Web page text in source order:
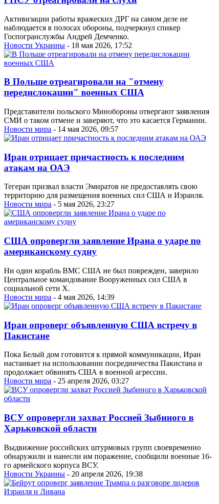
Активизации работы вражеских ДРГ на самом деле не
наблюдается в полосах обороны, подчеркнул спикер
Госпогранслужбы Андрей Демченко.
Новости Украины - 18 мая 2026, 17:52
В Польше отреагировали на "отмену
передислокации" военных США
Представители польского Минобороны отвергают заявления
СМИ о таком отмене и заверяют, что это касается Германии.
Новости мира - 14 мая 2026, 09:57
Иран отрицает причастность к последним
атакам на ОАЭ
Тегеран призвал власти Эмиратов не предоставлять свою
территорию для размещения военных сил США и Израиля.
Новости мира - 5 мая 2026, 23:27
США опровергли заявление Ирана о ударе по
американскому судну
Ни один корабль ВМС США не был поврежден, заверило
Центральное командование Вооруженных сил США в
социальной сети X.
Новости мира - 4 мая 2026, 14:39
Иран опроверг объявленную США встречу в
Пакистане
Пока Белый дом готовится к прямой коммуникации, Иран
настаивает на использовании посредничества Пакистана и
продолжает обвинять США в военной агрессии.
Новости мира - 25 апреля 2026, 03:27
ВСУ опровергли захват Россией Зыбиного в
Харьковской области
Выдвижение российских штурмовых групп своевременно
обнаружили и нанесли им поражение, сообщили военные 16-
го армейского корпуса ВСУ.
Новости Украины - 20 апреля 2026, 19:38